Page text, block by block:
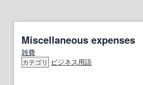
Miscellaneous expenses
雑費
カテゴリ ビジネス用語